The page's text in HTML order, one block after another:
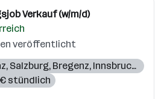
Verkauf (w/m/d)
veröffentlicht
, Salzburg, Bregenz, Innsbruck
€ stündlich